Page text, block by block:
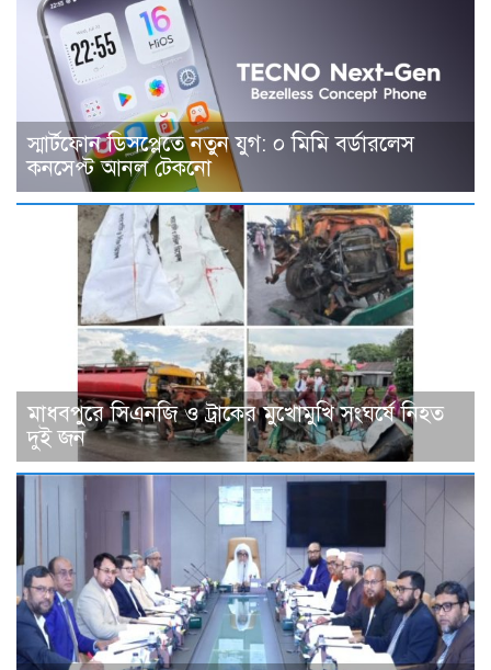
স্মার্টফোন ডিসপ্লেতে নতুন যুগ: ০ মিমি বর্ডারলেস
কনসেপ্ট আনল টেকনো
মাধবপুরে সিএনজি ও ট্রাকের মুখোমুখি সংঘর্ষে নিহত
দুই জন